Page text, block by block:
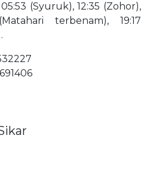
(Syuruk), 12:35 (Zohor),
terbenam), 19:17